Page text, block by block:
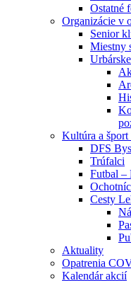
Ostatné
Organizácie v
Senior
Miestny
Kultúra a šport
DFS
Trúfalci
Futbal –
Cesty
Aktuality
Opatrenia
Kalendár akcií